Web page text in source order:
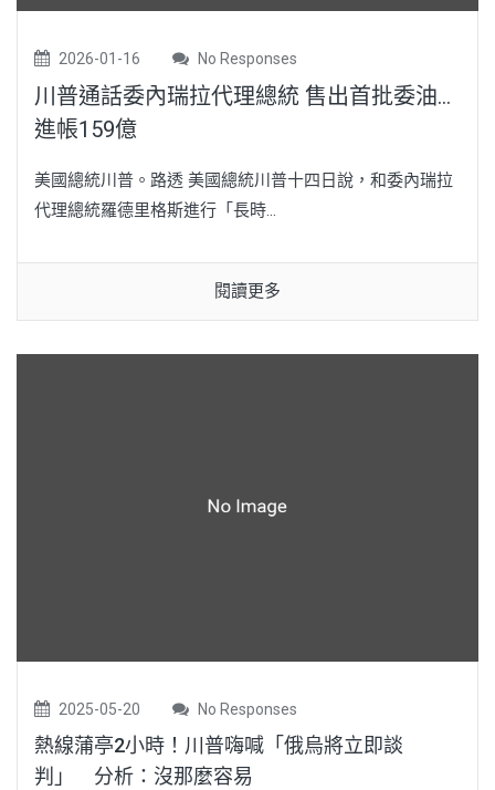
2026-01-16 No Responses
川普通話委內瑞拉代理總統 售出首批委油…
進帳159億
美國總統川普。路透 美國總統川普十四日說，和委內瑞拉
代理總統羅德里格斯進行「長時...
閱讀更多
2025-05-20 No Responses
熱線蒲亭2小時！川普嗨喊「俄烏將立即談
判」 分析：沒那麼容易